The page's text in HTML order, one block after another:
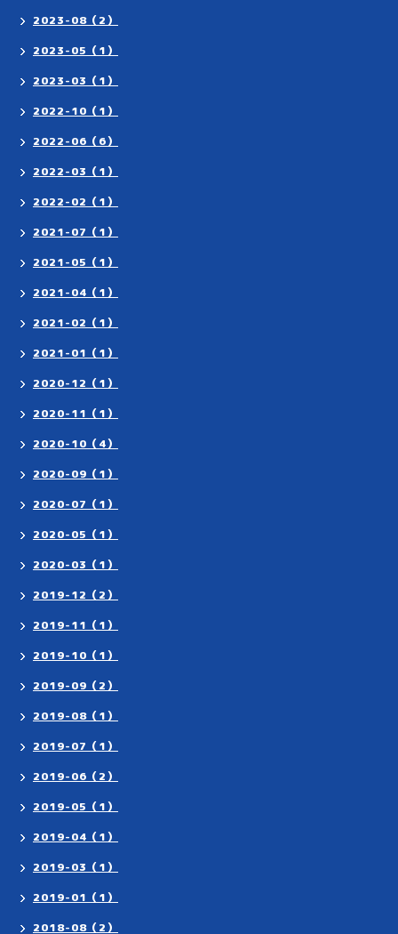
2023-08（2）
2023-05（1）
2023-03（1）
2022-10（1）
2022-06（6）
2022-03（1）
2022-02（1）
2021-07（1）
2021-05（1）
2021-04（1）
2021-02（1）
2021-01（1）
2020-12（1）
2020-11（1）
2020-10（4）
2020-09（1）
2020-07（1）
2020-05（1）
2020-03（1）
2019-12（2）
2019-11（1）
2019-10（1）
2019-09（2）
2019-08（1）
2019-07（1）
2019-06（2）
2019-05（1）
2019-04（1）
2019-03（1）
2019-01（1）
2018-08（2）